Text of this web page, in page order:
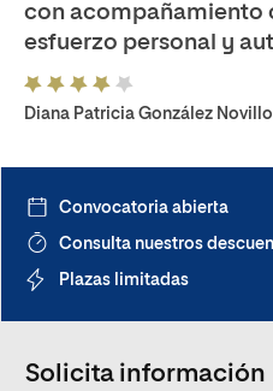
con acompañamiento
esfuerzo personal y
Diana Patricia González Novillo
Convocatoria abierta
Consulta nuestros
Plazas limitadas
Solicita información